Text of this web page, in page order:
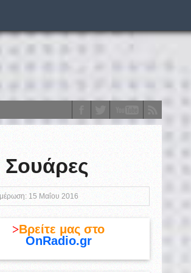
Σουάρες
15 Μαΐου 2016
>Βρείτε μας στο
OnRadio.gr